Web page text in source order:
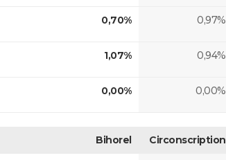
0,70% 0,97%
1,07% 0,94%
0,00% 0,00%
Bihorel Circonscription